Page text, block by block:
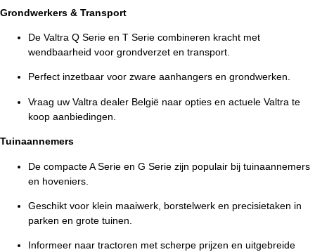
Grondwerkers & Transport
De Valtra Q Serie en T Serie combineren kracht met
wendbaarheid voor grondverzet en transport.
Perfect inzetbaar voor zware aanhangers en grondwerken.
Vraag uw Valtra dealer België naar opties en actuele Valtra te
koop aanbiedingen.
Tuinaannemers
De compacte A Serie en G Serie zijn populair bij tuinaannemers
en hoveniers.
Geschikt voor klein maaiwerk, borstelwerk en precisietaken in
parken en grote tuinen.
Informeer naar tractoren met scherpe prijzen en uitgebreide